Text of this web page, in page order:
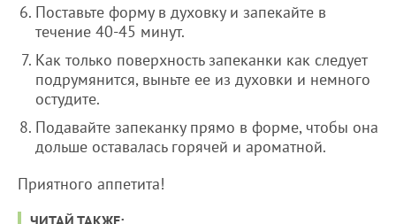
Поставьте форму в духовку и запекайте в
течение 40-45 минут.
Как только поверхность запеканки как следует
подрумянится, выньте ее из духовки и немного
остудите.
Подавайте запеканку прямо в форме, чтобы она
дольше оставалась горячей и ароматной.
Приятного аппетита!
ЧИТАЙ ТАКЖЕ: